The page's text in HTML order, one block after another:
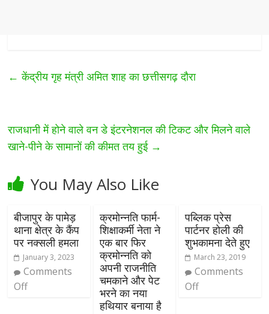
← केंद्रीय गृह मंत्री अमित शाह का छत्तीसगढ़ दौरा
राजधानी में होने वाले वन डे इंटरनेशनल की टिकट और मिलने वाले
खाने-पीने के सामानों की कीमत तय हुई →
You May Also Like
बीजापुर के पामेड़
थाना क्षेत्र के कैंप
पर नक्सली हमला
January 3, 2023
Comments
Off
क्रमोन्नति फार्म-
शिक्षाकर्मी नेता ने
एक बार फिर
क्रमोन्नति को
अपनी राजनीति
चमकाने और पेट
भरने का नया
हथियार बनाया है
पब्लिक प्रेस
पार्टनर होली की
शुभकामना देते हुए
March 23, 2019
Comments
Off